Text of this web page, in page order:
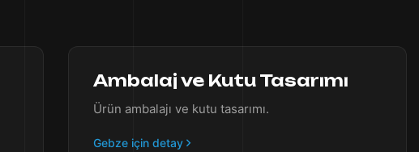
Ambalaj ve Kutu Tasarımı
Ürün ambalajı ve kutu tasarımı.
Gebze için detay